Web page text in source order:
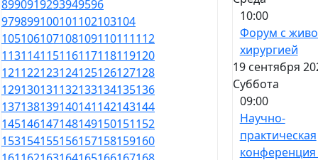
8990919293949596
979899100101102103104
105106107108109110111112
113114115116117118119120
121122123124125126127128
129130131132133134135136
137138139140141142143144
145146147148149150151152
153154155156157158159160
10:00
Форум с
хирургией
19 сентября
Суббота
09:00
Научно-
практическая